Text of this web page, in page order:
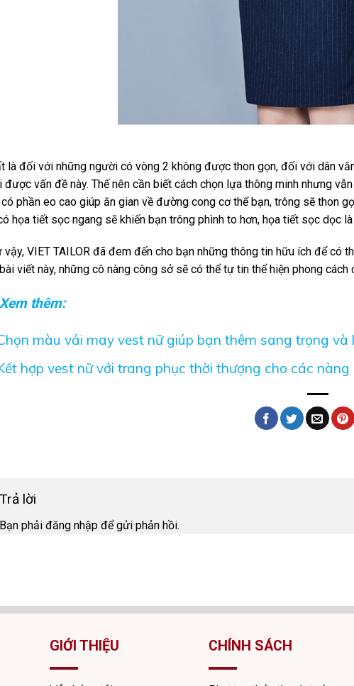
là đối với những người có vòng 2 không được thon gọn, đối với dân
được vấn đề này. Thế nên cần biết cách chọn lựa thông minh nhưng
phần eo cao giúp ăn gian về đường cong cơ thể bạn, trông sẽ thon
họa tiết sọc ngang sẽ khiến bạn trông phình to hơn, họa tiết sọc dọc
vậy, VIET TAILOR đã đem đến cho bạn những thông tin hữu ích để
viết này, những cô nàng công sở sẽ có thể tự tin thể hiện phong cách
thêm:
màu vải may vest nữ giúp bạn thêm sang trọng và
hợp vest nữ với trang phục thời thượng cho các nàng
Trả lời
Bạn phải đăng nhập để gửi phản hồi.
GIỚI THIỆU CHÍNH SÁCH